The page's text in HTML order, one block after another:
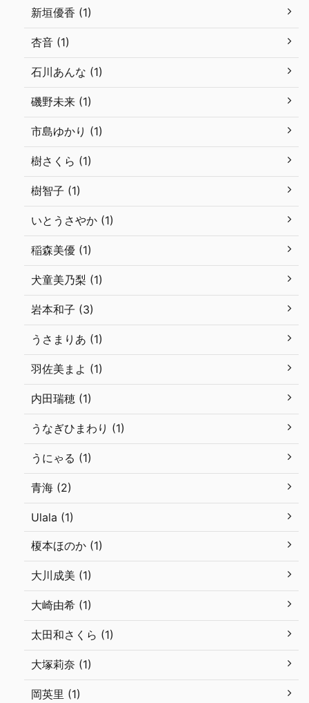
新垣優香 (1)
杏音 (1)
石川あんな (1)
磯野未来 (1)
市島ゆかり (1)
樹さくら (1)
樹智子 (1)
いとうさやか (1)
稲森美優 (1)
犬童美乃梨 (1)
岩本和子 (3)
うさまりあ (1)
羽佐美まよ (1)
内田瑞穂 (1)
うなぎひまわり (1)
うにゃる (1)
青海 (2)
Ulala (1)
榎本ほのか (1)
大川成美 (1)
大崎由希 (1)
太田和さくら (1)
大塚莉奈 (1)
岡英里 (1)